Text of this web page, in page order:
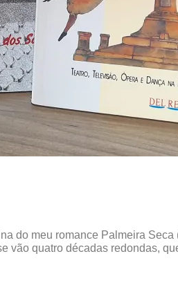
do meu romance Palmeira
vão quatro décadas redondas,